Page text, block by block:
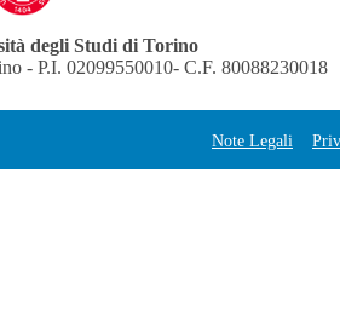
degli Studi di Torino
- P.I. 02099550010- C.F. 80088230018
Note Legali